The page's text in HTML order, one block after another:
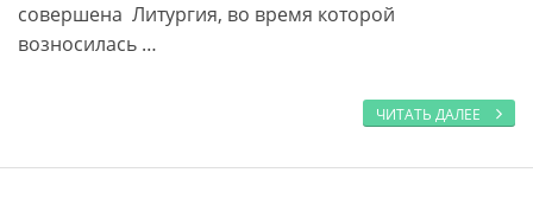
совершена Литургия, во время которой
возносилась …
ЧИТАТЬ ДАЛЕЕ